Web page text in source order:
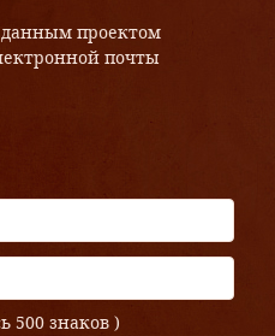
данным проектом
почты
500 знаков )